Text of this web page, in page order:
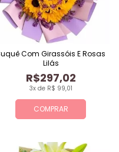
COMPRAR
3x de R$ 99,01
R$297,02
Com Girassóis E Rosas
Lilás